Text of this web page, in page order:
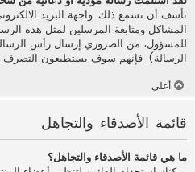
نأسف أن نسمع ذلك. واجهة البريد
المشاكل ومتابعة المرسلين لمثل هذه
للمسؤول، من الضروري إرسال رأس
الرسالة). فإنهم سوف يستطيعون
أعلى
قائمة الأصدقاء والتجاهل
ما هي قائمة الأصدقاء والتجاهل؟